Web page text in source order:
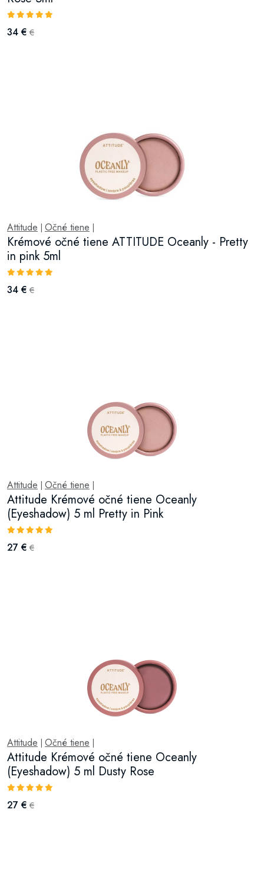
34 € €
Attitude Očné tiene
Krémové očné tiene ATTITUDE Oceanly - Pretty
in pink 5ml
34 € €
Attitude Očné tiene
Attitude Krémové očné tiene Oceanly
(Eyeshadow) 5 ml Pretty in Pink
27 € €
Attitude Očné tiene
Attitude Krémové očné tiene Oceanly
(Eyeshadow) 5 ml Dusty Rose
27 € €